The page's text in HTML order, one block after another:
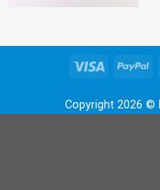
Copyright 2026 ©